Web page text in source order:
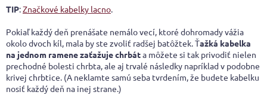
TIP:Značkové kabelky lacno.
Pokiaľ každý deň prenášate nemálo vecí, ktoré dohromady vážia
okolo dvoch kíl, mala by ste zvoliť radšej batôžtek. Ťažká kabelka
na jednom ramene zaťažuje chrbáta môžete si tak privodiť nielen
prechodné bolesti chrbta, ale aj trvalé následky napríklad v podobne
krivej chrbtice. (A neklamte samú seba tvrdením, že budete kabelku
nosiť každý deň na inej strane.)